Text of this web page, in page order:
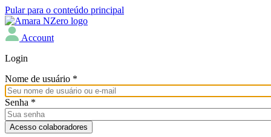
Pular para o conteúdo principal
Account
Login
Nome de usuário *
Senha *